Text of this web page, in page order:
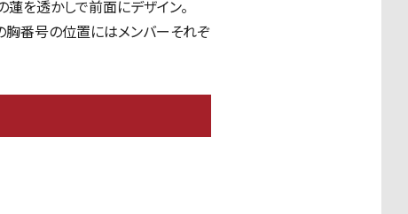
蓮を透かしで前面にデザイン。
胸番号の位置にはメンバーそれぞ